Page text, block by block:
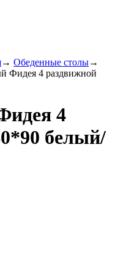
→ Обеденные столы→
Фидея 4 раздвижной
4
белый/